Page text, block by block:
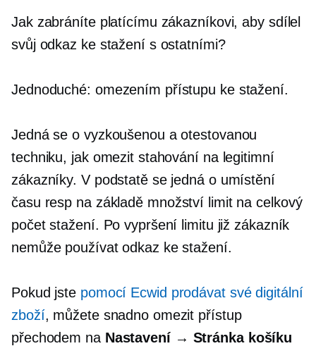
Jak zabráníte platícímu zákazníkovi, aby sdílel
svůj odkaz ke stažení s ostatními?
Jednoduché: omezením přístupu ke stažení.
Jedná se o vyzkoušenou a otestovanou
techniku, jak omezit stahování na legitimní
zákazníky. V podstatě se jedná o umístění
času resp na základě množství limit na celkový
počet stažení. Po vypršení limitu již zákazník
nemůže používat odkaz ke stažení.
Pokud jste pomocí Ecwid prodávat své digitální
zboží, můžete snadno omezit přístup
přechodem na Nastavení → Stránka košíku